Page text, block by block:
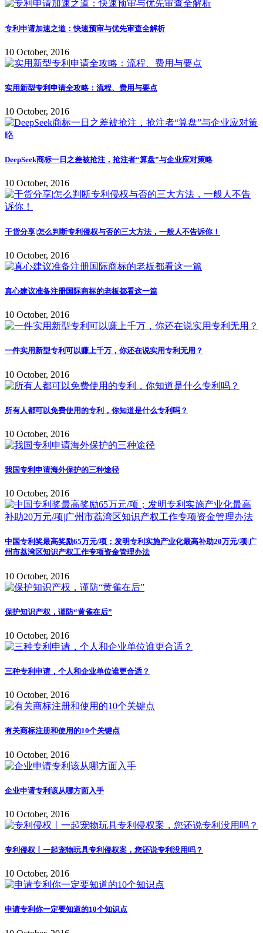
专利申请加速之道：快速预审与优先审查全解析
10 October, 2016
实用新型专利申请全攻略：流程、费用与要点
10 October, 2016
DeepSeek商标一日之差被抢注，抢注者“算盘”与企业应对策略
10 October, 2016
干货分享|怎么判断专利侵权与否的三大方法，一般人不告诉你！
10 October, 2016
真心建议准备注册国际商标的老板都看这一篇
10 October, 2016
一件实用新型专利可以赚上千万，你还在说实用专利无用？
10 October, 2016
所有人都可以免费使用的专利，你知道是什么专利吗？
10 October, 2016
我国专利申请海外保护的三种途径
10 October, 2016
中国专利奖最高奖励65万元/项；发明专利实施产业化最高补助20万元/项|广
州市荔湾区知识产权工作专项资金管理办法
10 October, 2016
保护知识产权，谨防“黄雀在后”
10 October, 2016
三种专利申请，个人和企业单位谁更合适？
10 October, 2016
有关商标注册和使用的10个关键点
10 October, 2016
企业申请专利该从哪方面入手
10 October, 2016
专利侵权丨一起宠物玩具专利侵权案，您还说专利没用吗？
10 October, 2016
申请专利你一定要知道的10个知识点